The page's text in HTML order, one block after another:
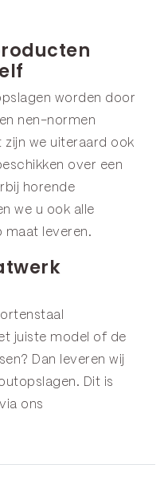
worden door
nen-normen
we uiteraard ook
over een
horende
we u ook alle
leveren.
juiste model of de
Dan leveren wij
Dit is
ons